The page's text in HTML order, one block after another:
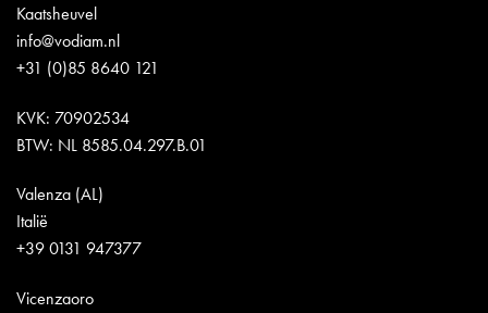
Kaatsheuvel
info@vodiam.nl
+31 (0)85 8640 121
KVK: 70902534
BTW: NL 8585.04.297.B.01
Valenza (AL)
Italië
+39 0131 947377
Vicenzaoro